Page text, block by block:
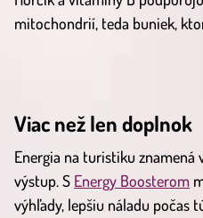
mitochondrií, teda buniek,
Viac než len doplnok
Energia na turistiku
výstup. S Energy Boosterom
výhľady, lepšiu náladu počas